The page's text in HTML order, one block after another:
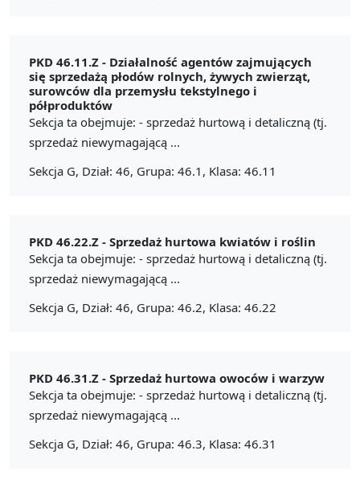
PKD 46.11.Z - Działalność agentów zajmujących
się sprzedażą płodów rolnych, żywych zwierząt,
surowców dla przemysłu tekstylnego i
półproduktów
Sekcja ta obejmuje: - sprzedaż hurtową i detaliczną (tj.
sprzedaż niewymagającą ...
Sekcja G, Dział: 46, Grupa: 46.1, Klasa: 46.11
PKD 46.22.Z - Sprzedaż hurtowa kwiatów i roślin
Sekcja ta obejmuje: - sprzedaż hurtową i detaliczną (tj.
sprzedaż niewymagającą ...
Sekcja G, Dział: 46, Grupa: 46.2, Klasa: 46.22
PKD 46.31.Z - Sprzedaż hurtowa owoców i warzyw
Sekcja ta obejmuje: - sprzedaż hurtową i detaliczną (tj.
sprzedaż niewymagającą ...
Sekcja G, Dział: 46, Grupa: 46.3, Klasa: 46.31